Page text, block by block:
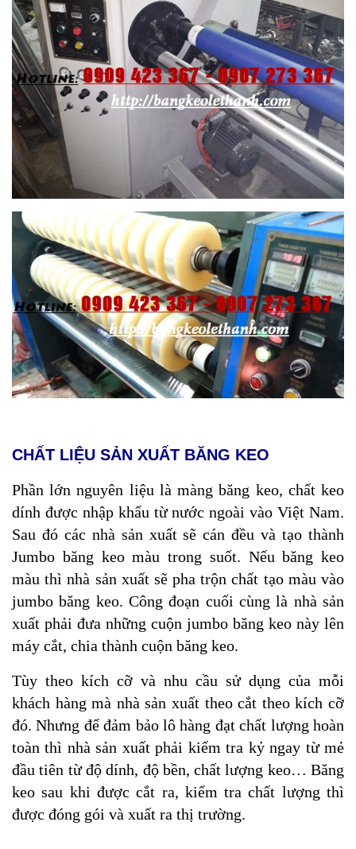
CHẤT LIỆU SẢN XUẤT BĂNG KEO
Phần lớn nguyên liệu là màng băng keo, chất keo
dính được nhập khẩu từ nước ngoài vào Việt Nam.
Sau đó các nhà sản xuất sẽ cán đều và tạo thành
Jumbo băng keo màu trong suốt. Nếu băng keo
màu thì nhà sản xuất sẽ pha trộn chất tạo màu vào
jumbo băng keo. Công đoạn cuối cùng là nhà sản
xuất phải đưa những cuộn jumbo băng keo này lên
máy cắt, chia thành cuộn băng keo.
Tùy theo kích cỡ và nhu cầu sử dụng của mỗi
khách hàng mà nhà sản xuất theo cắt theo kích cỡ
đó. Nhưng để đảm bảo lô hàng đạt chất lượng hoàn
toàn thì nhà sản xuất phải kiểm tra kỷ ngay từ mẻ
đầu tiên từ độ dính, độ bền, chất lượng keo… Băng
keo sau khi được cắt ra, kiểm tra chất lượng thì
được đóng gói và xuất ra thị trường.